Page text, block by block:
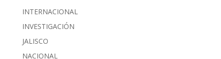
INTERNACIONAL
INVESTIGACIÓN
JALISCO
NACIONAL